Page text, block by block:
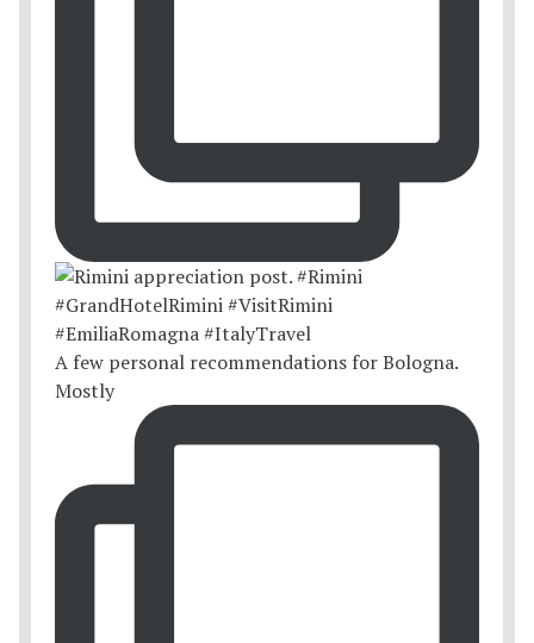
A few personal recommendations for Bologna.
Mostly